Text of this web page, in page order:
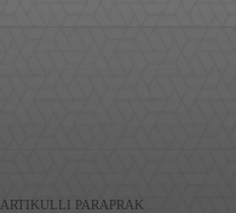
ARTIKULLI PARAPRAK